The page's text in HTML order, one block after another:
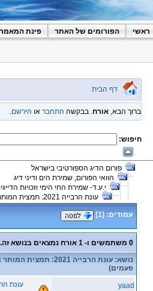
ראשי הפורומים של האתר פינת
דף הבית
ברוך הבא, אורח. בבקשה התחבר או הירשם.
חיפוש:
פורום הדיג הספורטיבי בישראל
הוואי הפורום, שמירת הים ודיני דיג
י.ע.ד- שמירת החי הימי וזכויות
עונת הרבייה 2021: תמצית המותר והאסור וכל הפרטים
עמודים: [
1
]
0 משתמשים ו- 1 אורח נמצאים בנושא זה.
פעמים)
yaad עונת הרבייה 2021: תמצית